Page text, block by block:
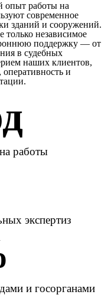
опыт работы на
современное
зданий и сооружений.
только независимое
поддержку — от
в судебных
наших клиентов,
оперативность и
работы
экспертиз
и госорганами